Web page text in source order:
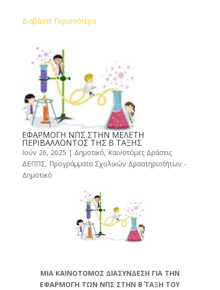
Διαβάστε Περισσότερα
ΕΦΑΡΜΟΓΗ ΝΠΣ ΣΤΗΝ ΜΕΛΕΤΗ
ΠΕΡΙΒΑΛΛΟΝΤΟΣ ΤΗΣ Β ΤΑΞΗΣ
Ιούν 26, 2025 | Δημοτικό, Καινοτόμες Δράσεις
ΔΕΠΠΣ, Προγράμματα Σχολικών Δραστηριοτήτων -
Δημοτικό
ΜΙΑ ΚΑΙΝΟΤΟΜΟΣ ΔΙΑΣΥΝΔΕΣΗ ΓΙΑ ΤΗΝ
ΕΦΑΡΜΟΓΗ ΤΩΝ ΝΠΣ ΣΤΗΝ Β΄ ΤΑΞΗ ΤΟΥ